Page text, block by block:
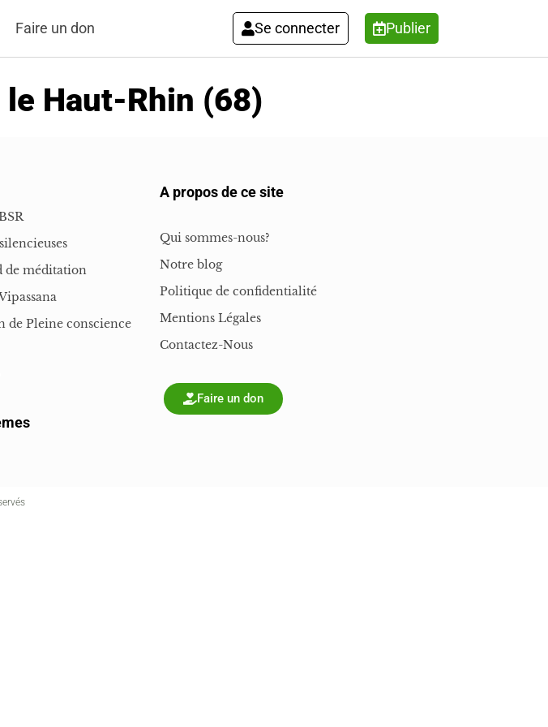
Faire un don Se connecter Publier
Haut-Rhin (68)
de méditation
de Pleine conscience
A propos de ce site
Qui sommes-nous?
Notre blog
Politique de confidentialité
Mentions Légales
Contactez-Nous
Faire un don